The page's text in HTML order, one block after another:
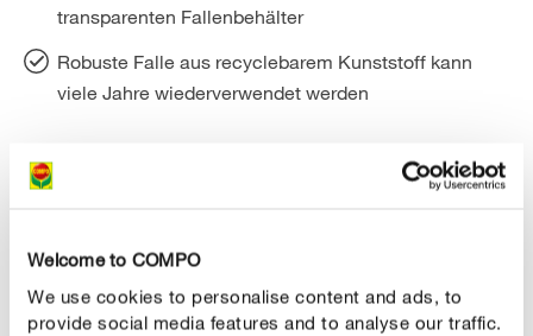
Welcome to COMPO
We use cookies to personalise content and ads, to
provide social media features and to analyse our traffic.
transparenten Fallenbehälter
Robuste Falle aus recyclebarem Kunststoff kann
viele Jahre wiederverwendet werden
ANWENDUNG